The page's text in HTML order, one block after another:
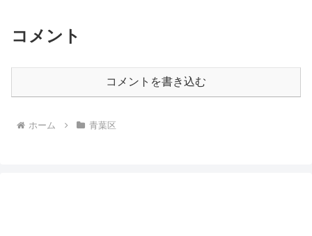
コメント
コメントを書き込む
ホーム 青葉区